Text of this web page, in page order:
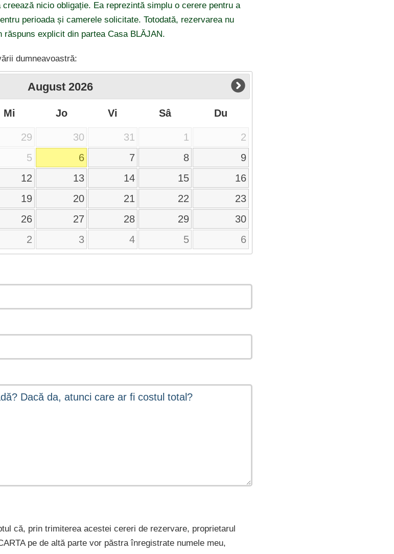
nicio obligație. Ea reprezintă simplu o cerere pentru a
perioada și camerele solicitate. Totodată, rezervarea nu
explicit din partea Casa BLĂJAN.
dumneavoastră:
August 2026
Mi Jo Vi Sâ Du
29 30 31 1
2
5 6 7 8
9
12 13 14 15
16
19 20 21 22
23
26 27 28 29
30
2 3 4 5 6
că, prin trimiterea acestei cereri de rezervare, proprietarul
pe de altă parte vor păstra înregistrate numele meu,